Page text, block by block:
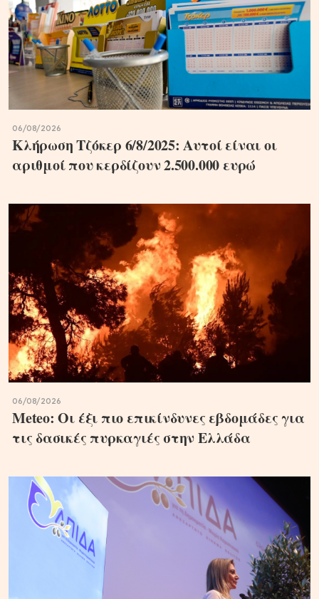
06/08/2026
Κλήρωση Τζόκερ 6/8/2025: Αυτοί είναι οι
αριθμοί που κερδίζουν 2.500.000 ευρώ
06/08/2026
Meteo: Οι έξι πιο επικίνδυνες εβδομάδες για
τις δασικές πυρκαγιές στην Ελλάδα